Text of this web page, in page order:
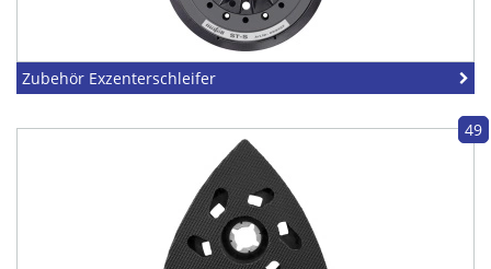
Zubehör Exzenterschleifer
49